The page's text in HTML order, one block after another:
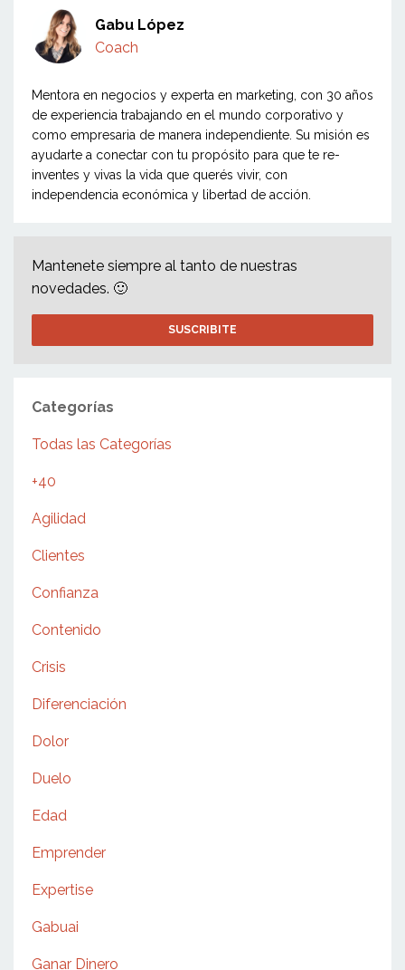
Gabu López
Coach
Mentora en negocios y experta en marketing, con 30 años
de experiencia trabajando en el mundo corporativo y
como empresaria de manera independiente. Su misión es
ayudarte a conectar con tu propósito para que te re-
inventes y vivas la vida que querés vivir, con
independencia económica y libertad de acción.
Mantenete siempre al tanto de nuestras
novedades. 🙂
SUSCRIBITE
Categorías
Todas las Categorías
+40
Agilidad
Clientes
Confianza
Contenido
Crisis
Diferenciación
Dolor
Duelo
Edad
Emprender
Expertise
Gabuai
Ganar Dinero